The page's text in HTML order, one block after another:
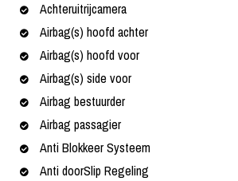
Achteruitrijcamera
Airbag(s) hoofd achter
Airbag(s) hoofd voor
Airbag(s) side voor
Airbag bestuurder
Airbag passagier
Anti Blokkeer Systeem
Anti doorSlip Regeling